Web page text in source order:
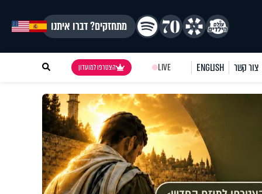
מתחזקים? דברו איתנו
צור קשר ENGLISH
LIVE הצטרפו למועדון